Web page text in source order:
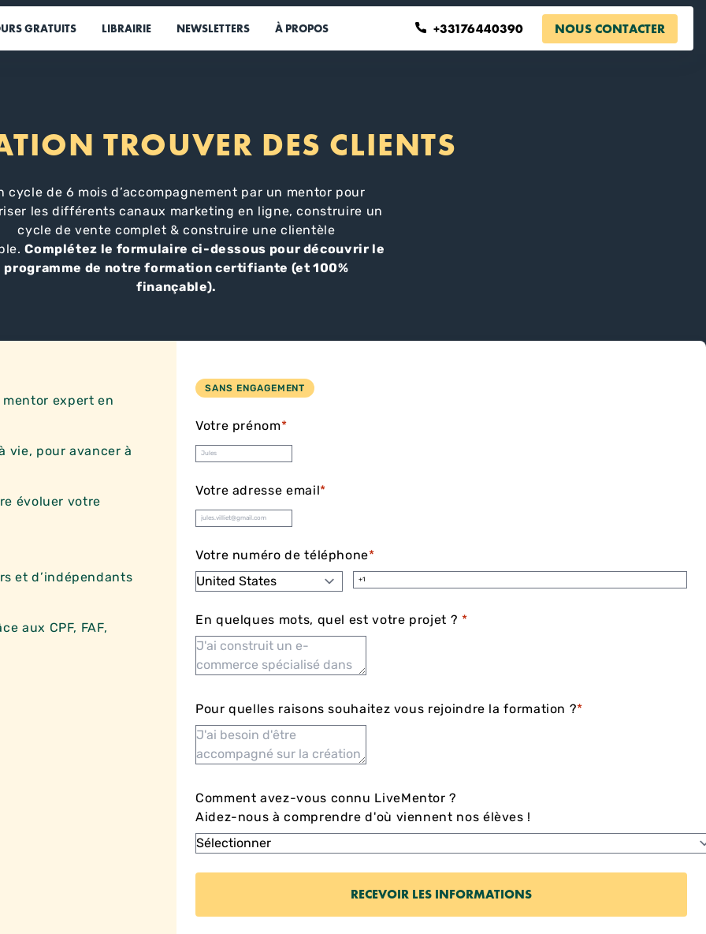
GRATUITS LIBRAIRIE NEWSLETTERS À PROPOS +33176440390 NOUS CONTACTER
TROUVER DES CLIENTS
cycle de 6 mois d’accompagnement par un mentor pour
les différents canaux marketing en ligne, construire un
cycle de vente complet & construire une clientèle
Complétez le formulaire ci-dessous pour découvrir le
programme de notre formation certifiante (et 100%
finançable).
expert en
vie, pour avancer à
évoluer votre
et d’indépendants
aux CPF, FAF,
SANS ENGAGEMENT
Votre prénom*
Votre adresse email*
Votre numéro de téléphone*
En quelques mots, quel est votre projet ? *
Pour quelles raisons souhaitez vous rejoindre la formation ?*
Comment avez-vous connu LiveMentor ?
Aidez-nous à comprendre d'où viennent nos élèves !